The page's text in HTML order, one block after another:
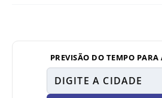
PREVISÃO DO TEMPO